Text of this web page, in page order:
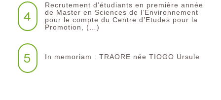
4
Recrutement d’étudiants en première année
de Master en Sciences de l’Environnement
pour le compte du Centre d’Etudes pour la
Promotion, (…)
5 In memoriam : TRAORE née TIOGO Ursule